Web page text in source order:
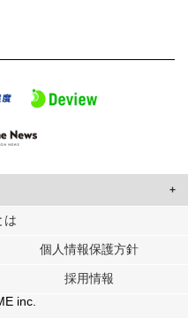
ーに合わせたコンテンツや広告の
ナーに提供しています。
ートナーに提供した他の情報や、
たときに収集した他の情報を組み
は
個人情報保護方針
採用情報
inc.